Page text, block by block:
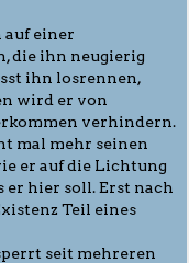
auf einer
die ihn neugierig
ihn losrennen,
wird er von
verhindern.
mal mehr seinen
er auf die Lichtung
er hier soll. Erst nach
Teil eines
seit mehreren